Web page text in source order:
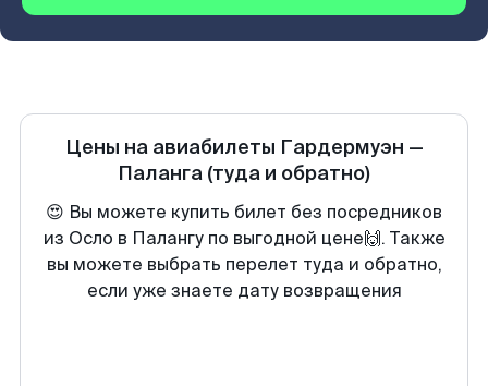
Цены на авиабилеты Гардермуэн —
Паланга (туда и обратно)
😍 Вы можете купить билет без посредников
из Осло в Палангу по выгодной цене🙌. Также
вы можете выбрать перелет туда и обратно,
если уже знаете дату возвращения